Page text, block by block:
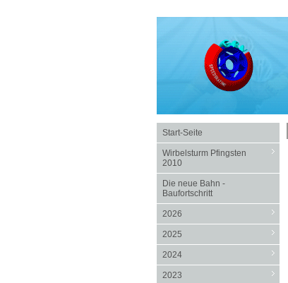
Start-Seite
Wirbelsturm Pfingsten
2010
Die neue Bahn -
Baufortschritt
2026
2025
2024
2023